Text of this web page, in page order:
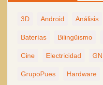
3D Android Análisis
Baterías Bilingüismo
Cine Electricidad
GrupoPues Hardware